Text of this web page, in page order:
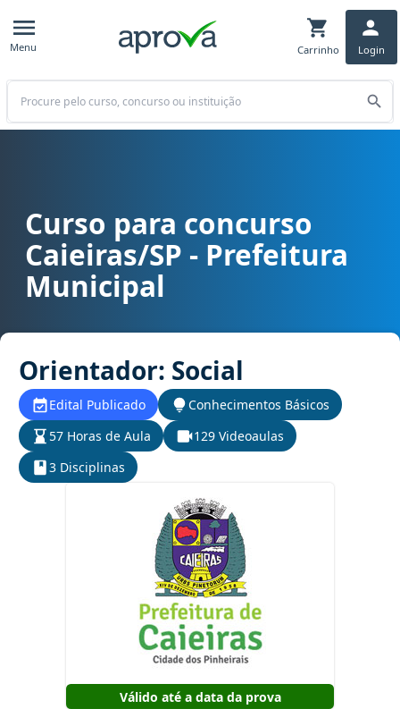
Menu Carrinho Login
Buscar
Curso para concurso Caieiras/SP - Prefeitura Municipal cargo
Curso para concurso
Caieiras/SP - Prefeitura
Municipal
Orientador: Social
Edital Publicado
Conhecimentos Básicos
57 Horas de Aula
129 Videoaulas
3 Disciplinas
Válido até a data da prova